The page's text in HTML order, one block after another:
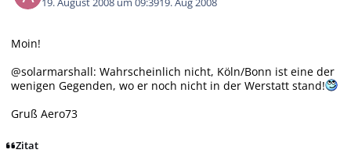
19. August 2008 um 09:3919. Aug 2008
Moin!
@solarmarshall: Wahrscheinlich nicht, Köln/Bonn ist eine der
wenigen Gegenden, wo er noch nicht in der Werstatt stand!
Gruß Aero73
Zitat